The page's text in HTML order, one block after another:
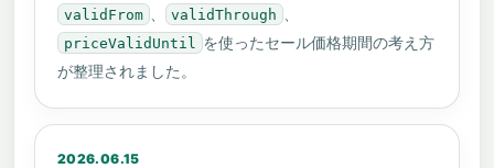
validFrom 、 validThrough
priceValidUntil を使ったセール価格期間の考え方
が整理されました。
2026.06.15